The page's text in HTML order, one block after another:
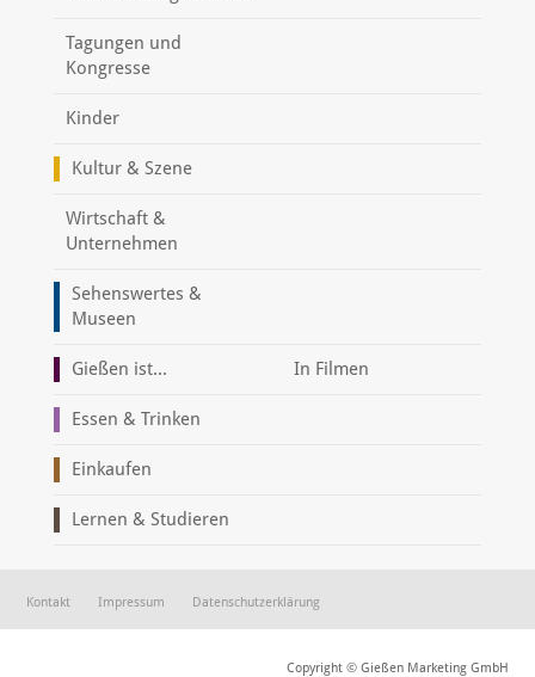
Tagungen und
Kongresse
Kinder
Kultur & Szene
Wirtschaft &
Unternehmen
Sehenswertes &
Museen
Gießen ist... In Filmen
Essen & Trinken
Einkaufen
Lernen & Studieren
Kontakt Impressum Datenschutzerklärung
Copyright © Gießen Marketing GmbH